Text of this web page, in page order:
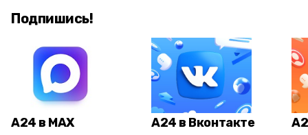
Подпишись!
А24 в MAX А24 в Вконтакте